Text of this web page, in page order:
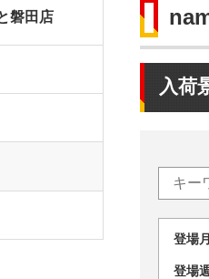
入荷
登
登
磐田店